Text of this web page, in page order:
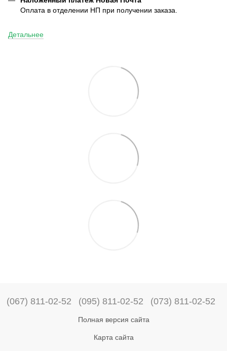
Оплата в отделении НП при получении заказа.
Детальнее
(067) 811-02-52 (095) 811-02-52 (073) 811-02-52
Полная версия сайта
Карта сайта